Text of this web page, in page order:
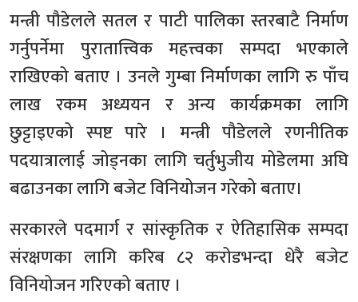
मन्त्री पौडेलले सतल र पाटी पालिका स्तरबाटै निर्माण
गर्नुपर्नेमा पुरातात्त्विक महत्त्वका सम्पदा भएकाले
राखिएको बताए । उनले गुम्बा निर्माणका लागि रु पाँच
लाख रकम अध्ययन र अन्य कार्यक्रमका लागि
छुट्टाइएको स्पष्ट पारे । मन्त्री पौडेलले रणनीतिक
पदयात्रालाई जोड्नका लागि चर्तुभुजीय मोडेलमा अघि
बढाउनका लागि बजेट विनियोजन गरेको बताए।
सरकारले पदमार्ग र सांस्कृतिक र ऐतिहासिक सम्पदा
संरक्षणका लागि करिब ८२ करोडभन्दा धेरै बजेट
विनियोजन गरिएको बताए ।